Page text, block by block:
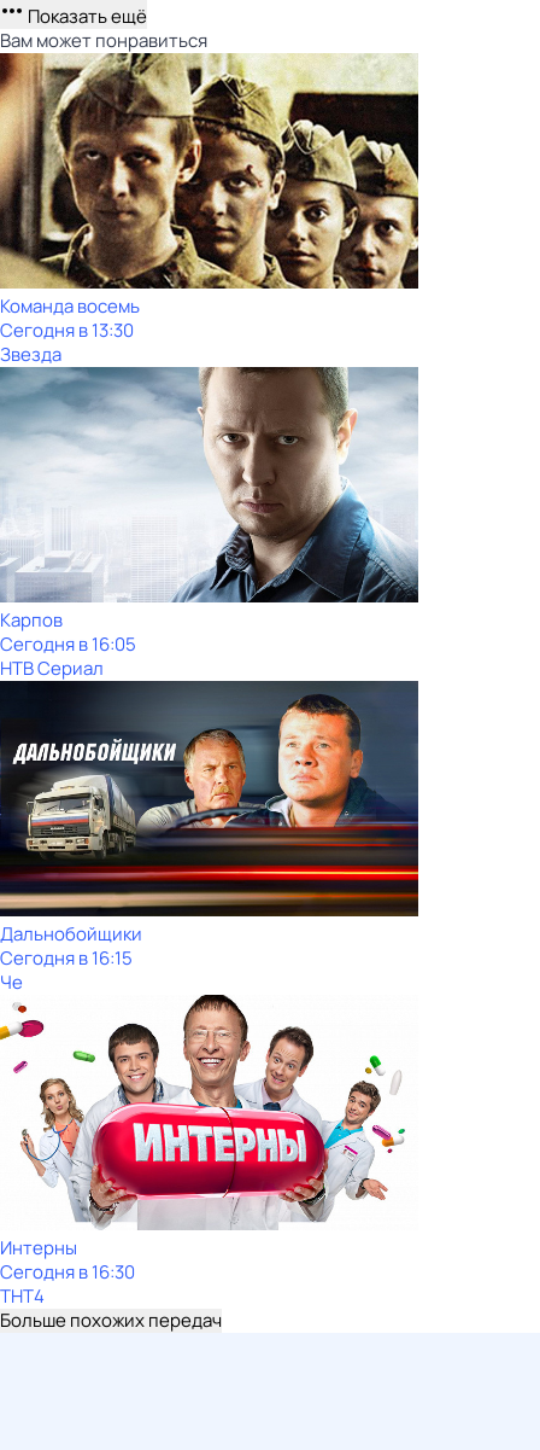
Показать ещё
Вам может понравиться
Команда восемь
Сегодня в 13:30
Звезда
Карпов
Сегодня в 16:05
НТВ Сериал
Дальнобойщики
Сегодня в 16:15
Че
Интерны
Сегодня в 16:30
ТНТ4
Больше похожих передач